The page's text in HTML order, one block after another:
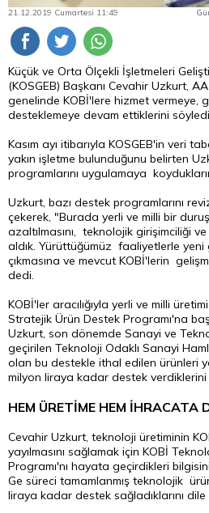
21.12.2019 Cumartesi 11:49
Küçük ve Orta Ölçekli İşletmeleri
(KOSGEB) Başkanı Cevahir Uzkurt,
genelinde KOBİ'lere hizmet vermeye,
desteklemeye devam ettiklerini
Kasım ayı itibarıyla KOSGEB'in veri
yakın işletme bulunduğunu belirten
programlarını uygulamaya
Uzkurt, bazı destek programlarını
çekerek, "Burada yerli ve milli bir
azaltılmasını, teknolojik girişimciliği
aldık. Yürüttüğümüz faaliyetlerle
çıkmasına ve mevcut KOBİ'lerin
dedi.
KOBİ'ler aracılığıyla yerli ve milli
Stratejik Ürün Destek Programı'na
Uzkurt, son dönemde Sanayi ve
geçirilen Teknoloji Odaklı Sanayi
olan bu destekle ithal edilen ürünleri
milyon liraya kadar destek verdiklerini
HEM ÜRETİME HEM İHRACATA
Cevahir Uzkurt, teknoloji üretiminin
yayılmasını sağlamak için KOBİ
Programı'nı hayata geçirdikleri
Ge süreci tamamlanmış teknolojik
liraya kadar destek sağladıklarını